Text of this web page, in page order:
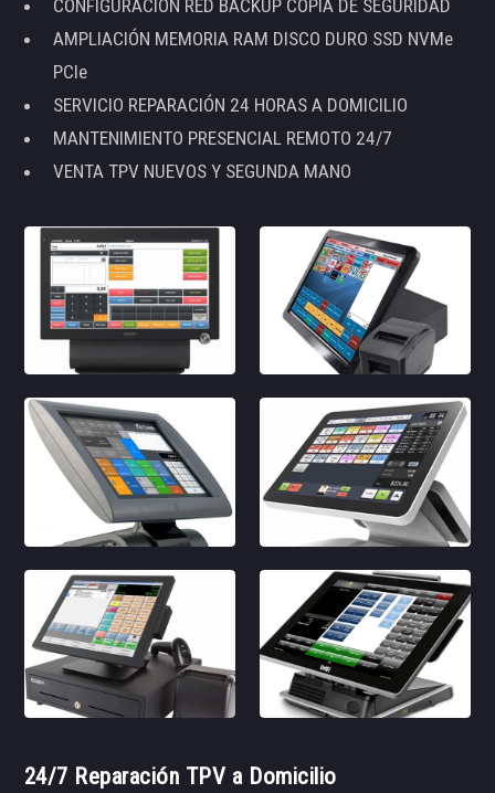
CONFIGURACIÓN RED BACKUP COPIA DE SEGURIDAD
AMPLIACIÓN MEMORIA RAM DISCO DURO SSD NVMe
PCIe
SERVICIO REPARACIÓN 24 HORAS A DOMICILIO
MANTENIMIENTO PRESENCIAL REMOTO 24/7
VENTA TPV NUEVOS Y SEGUNDA MANO
24/7 Reparación TPV a Domicilio